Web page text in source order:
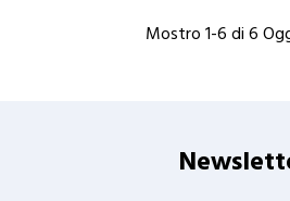
Mostro 1-6 di 6